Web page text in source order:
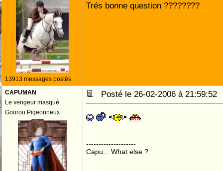
13913 messages postés
Trés bonne question ????????
CAPUMAN
Le vengeur masqué
Gourou Pigeonneux
Posté le 26-02-2006 à
--------------------
Capu... What else ?